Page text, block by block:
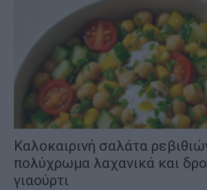
Καλοκαιρινή σαλάτα
πολύχρωμα λαχανικά και
γιαούρτι